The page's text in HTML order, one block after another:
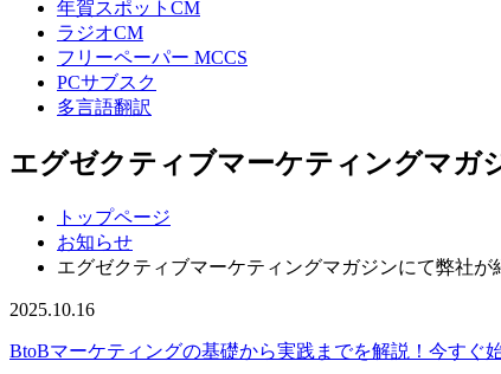
年賀スポットCM
ラジオCM
フリーペーパー MCCS
PCサブスク
多言語翻訳
エグゼクティブマーケティングマガ
トップページ
お知らせ
エグゼクティブマーケティングマガジンにて弊社
2025.10.16
BtoBマーケティングの基礎から実践までを解説！今すぐ